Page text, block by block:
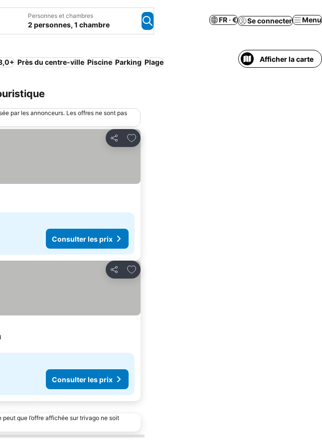
Personnes et chambres
2 personnes, 1 chambre
FR · € Se connecter Menu
Près du centre-ville Piscine Parking Plage Afficher la carte
par les annonceurs. Les offres ne sont pas
Partager
Ajouter à mes favoris
Consulter les prix
Partager
Ajouter à mes favoris
Consulter les prix
que l’offre affichée sur trivago ne soit